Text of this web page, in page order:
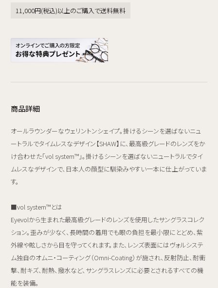
11,000円(税込)以上のご購入で送料無料
商品詳細
オールラウンダーなウェリントンシェイプ。掛けるシーンを選ばないニュ
ートラルでタイムレスなデザイン【SHAW】に、最高級グレードのレンズをか
け合わせた「vol system™」。掛けるシーンを選ばないニュートラルでタイ
ムレスなデザインで、日本人の顔型に馴染みやすい一本に仕上がっていま
す。
■vol system™とは
Eyevolから生まれた最高級グレードのレンズを使用したサングラスコレク
ション。歪みが少なく、長時間の着用でも眼の負担を最小限にとどめ、紫
外線や眩しさから目を守ってくれます。また、レンズ表面にはヴォルシステ
ム独自のオムニ・コーティング（Omni-Coating）が施され、反射防止、耐衝
撃、耐キズ、耐熱、撥水など、サングラスレンズに必要とされるすべての機
能を装備。